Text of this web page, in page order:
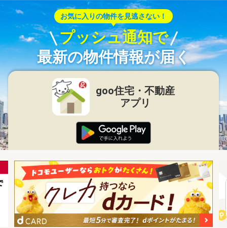
お気に入りの物件を見逃さない！
プッシュ通知で
最新の物件情報が届く
goo住宅・不動産
アプリ